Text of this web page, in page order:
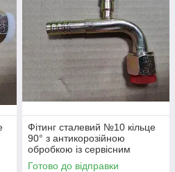
Фітинг сталевий №10 кільце
90° з антикорозійною
обробкою із сервісним
клапаном R134
Готово до відправки